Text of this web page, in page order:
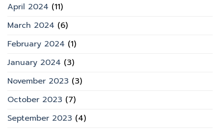
April 2024 (11)
March 2024 (6)
February 2024 (1)
January 2024 (3)
November 2023 (3)
October 2023 (7)
September 2023 (4)